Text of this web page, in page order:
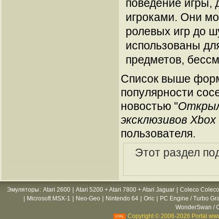
поведение игры,
игроками. Они
ролевых игр до
использованы
предметов,
Список выше
популярности
новостью "
эксклюзивов
пользователя.
Этот раздел
Эмуляторы : Atari 2600 Atari 5200 + Atari 7800 + Atari Jaguar
Coleco
Microsoft MSX-1 Neo-Geo Nintendo 64 Oric
PC Engine / Turbo
WonderSwan /
Copyright © 2006-2026 Portal